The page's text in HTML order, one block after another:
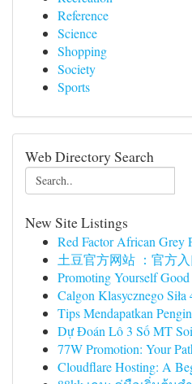
Reference
Science
Shopping
Society
Sports
Web Directory Search
New Site Listings
Red Factor African Grey
土豆官方网站 ：官方
Promoting Yourself
Calgon Klasycznego
Tips Mendapatkan
Dự Đoán Lô 3 Số MT
77W Promotion: Your
Cloudflare Hosting: A